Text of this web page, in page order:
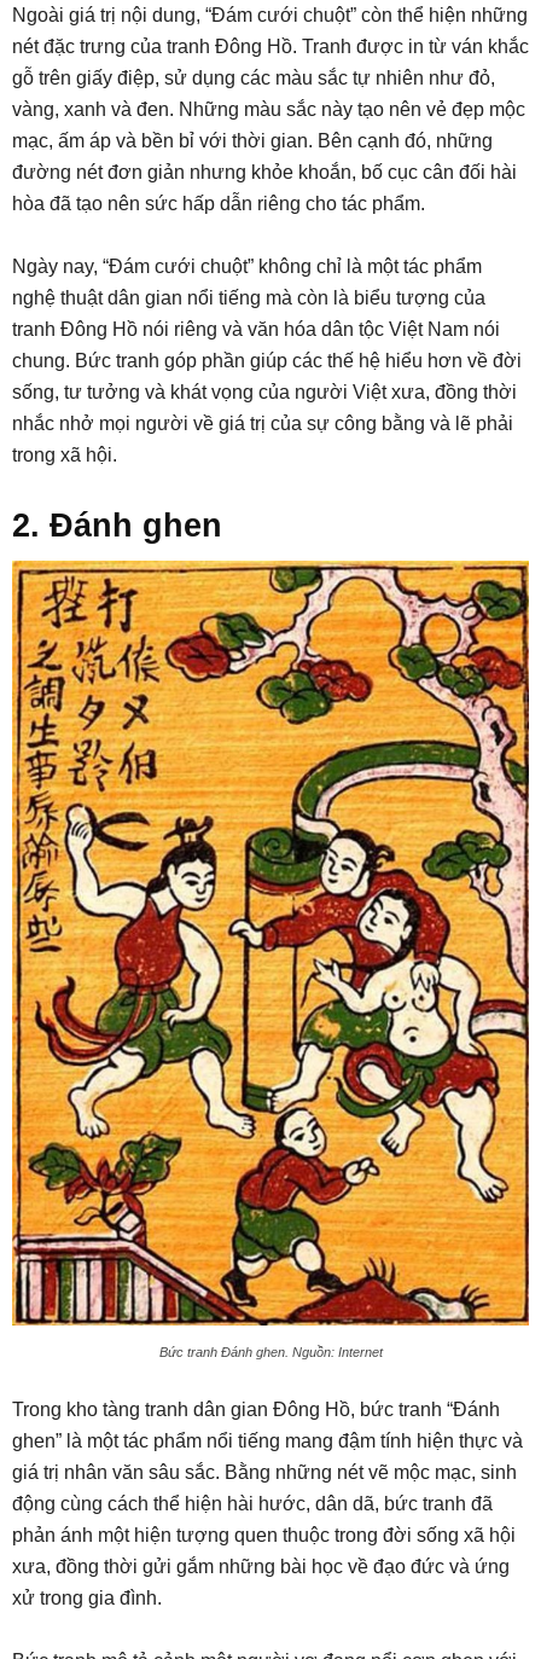
Ngoài giá trị nội dung, “Đám cưới chuột” còn thể hiện những
nét đặc trưng của tranh Đông Hồ. Tranh được in từ ván khắc
gỗ trên giấy điệp, sử dụng các màu sắc tự nhiên như đỏ,
vàng, xanh và đen. Những màu sắc này tạo nên vẻ đẹp mộc
mạc, ấm áp và bền bỉ với thời gian. Bên cạnh đó, những
đường nét đơn giản nhưng khỏe khoắn, bố cục cân đối hài
hòa đã tạo nên sức hấp dẫn riêng cho tác phẩm.
Ngày nay, “Đám cưới chuột” không chỉ là một tác phẩm
nghệ thuật dân gian nổi tiếng mà còn là biểu tượng của
tranh Đông Hồ nói riêng và văn hóa dân tộc Việt Nam nói
chung. Bức tranh góp phần giúp các thế hệ hiểu hơn về đời
sống, tư tưởng và khát vọng của người Việt xưa, đồng thời
nhắc nhở mọi người về giá trị của sự công bằng và lẽ phải
trong xã hội.
2. Đánh ghen
Bức tranh Đánh ghen. Nguồn: Internet
Trong kho tàng tranh dân gian Đông Hồ, bức tranh “Đánh
ghen” là một tác phẩm nổi tiếng mang đậm tính hiện thực và
giá trị nhân văn sâu sắc. Bằng những nét vẽ mộc mạc, sinh
động cùng cách thể hiện hài hước, dân dã, bức tranh đã
phản ánh một hiện tượng quen thuộc trong đời sống xã hội
xưa, đồng thời gửi gắm những bài học về đạo đức và ứng
xử trong gia đình.